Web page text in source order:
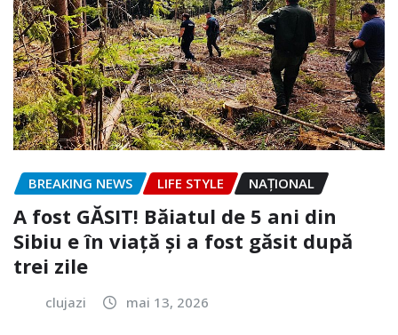
BREAKING NEWS LIFE STYLE NAŢIONAL
A fost GĂSIT! Băiatul de 5 ani din
Sibiu e în viață și a fost găsit după
trei zile
clujazi mai 13, 2026